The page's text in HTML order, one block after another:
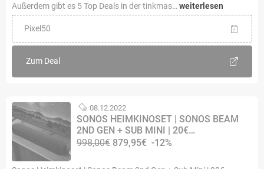
Außerdem gibt es 5 Top Deals in der tinkmas… weiterlesen
Pixel50
Zum Deal
08.12.2022
SONOS HEIMKINOSET | SONOS BEAM
2ND GEN + SUB MINI | 20€…
998,00€ 879,95€ -12%